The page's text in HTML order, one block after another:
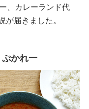
、カレーランド代
届きました。
ぷかれ一